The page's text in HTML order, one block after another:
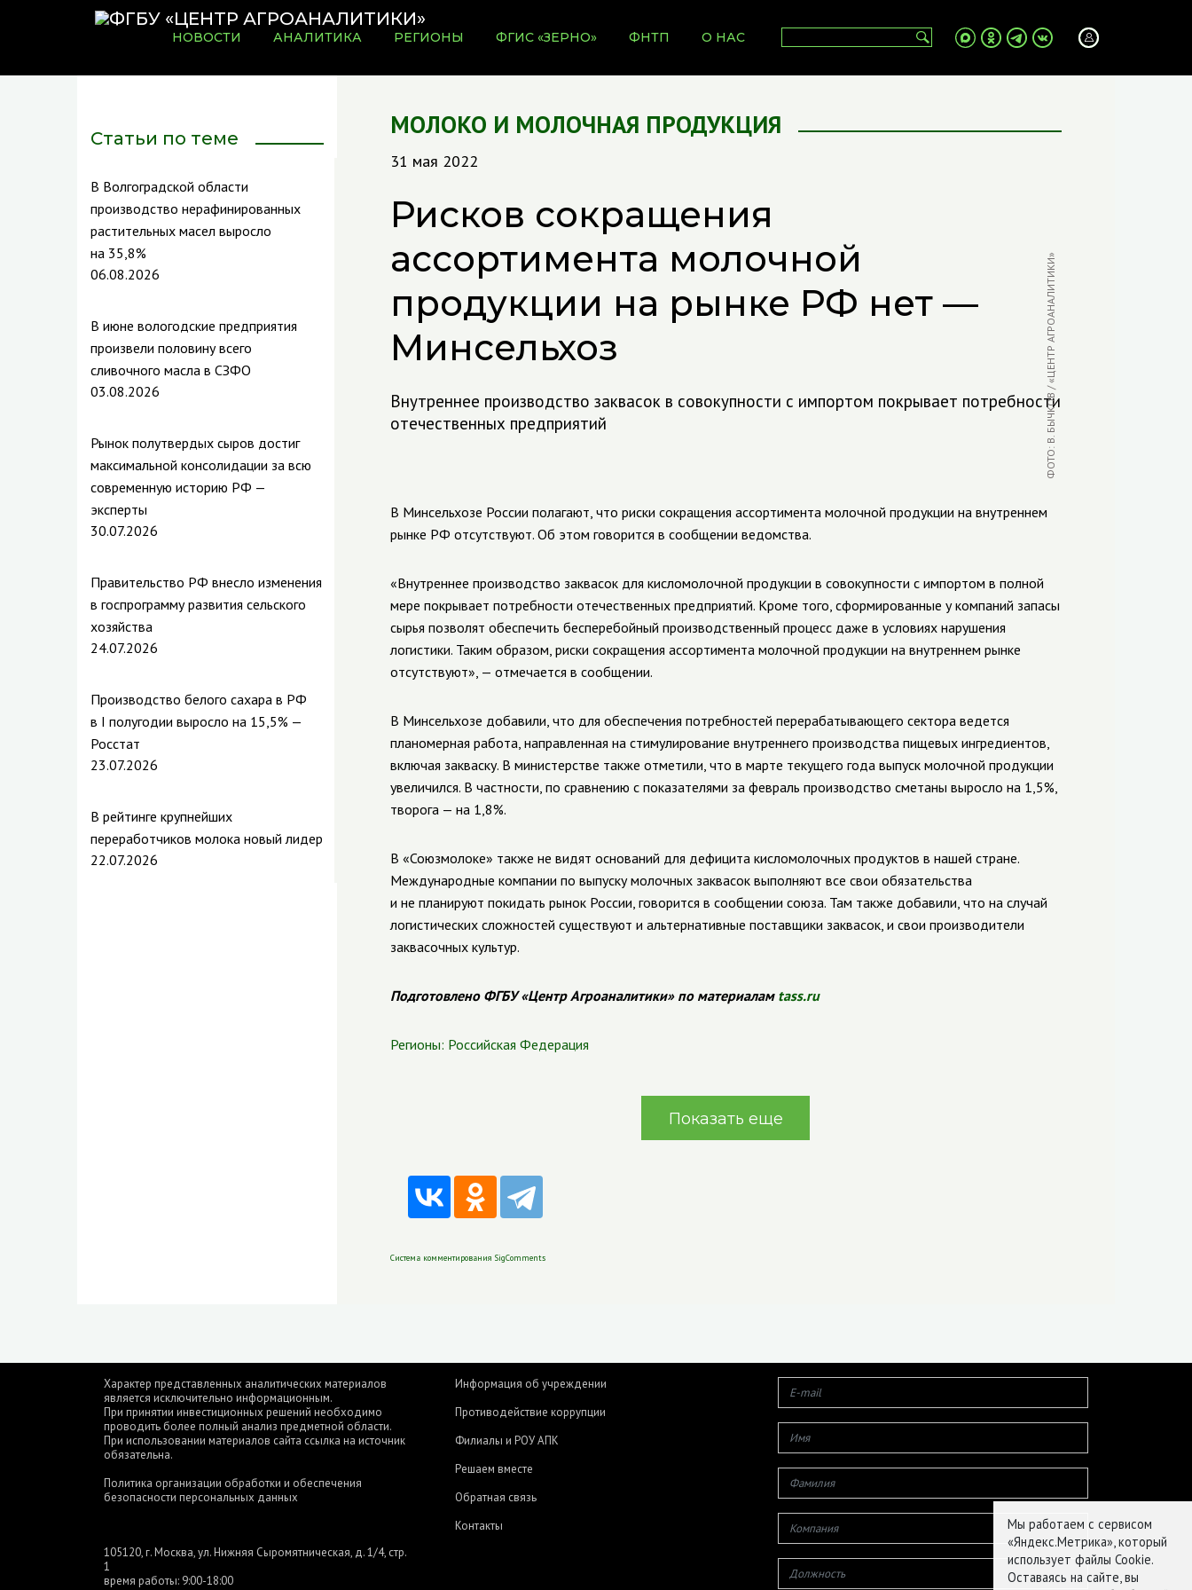
НОВОСТИ АНАЛИТИКА РЕГИОНЫ ФГИС «ЗЕРНО» ФНТП О НАС
Статьи по теме
В Волгоградской области
производство нерафинированных
растительных масел выросло
на 35,8%
06.08.2026
В июне вологодские предприятия
произвели половину всего
сливочного масла в СЗФО
03.08.2026
Рынок полутвердых сыров достиг
максимальной консолидации за всю
современную историю РФ —
эксперты
30.07.2026
Правительство РФ внесло изменения
в госпрограмму развития сельского
хозяйства
24.07.2026
Производство белого сахара в РФ
в I полугодии выросло на 15,5% —
Росстат
23.07.2026
В рейтинге крупнейших
переработчиков молока новый лидер
22.07.2026
МОЛОКО И МОЛОЧНАЯ ПРОДУКЦИЯ
31 мая 2022
Рисков сокращения
ассортимента молочной
продукции на рынке РФ нет —
Минсельхоз
Внутреннее производство заквасок в совокупности с импортом покрывает потребности
отечественных предприятий
ФОТО: В. БЫЧКОВ / «ЦЕНТР АГРОАНАЛИТИКИ»
В Минсельхозе России полагают, что риски сокращения ассортимента молочной продукции на внутреннем
рынке РФ отсутствуют. Об этом говорится в сообщении ведомства.
«Внутреннее производство заквасок для кисломолочной продукции в совокупности с импортом в полной
мере покрывает потребности отечественных предприятий. Кроме того, сформированные у компаний запасы
сырья позволят обеспечить бесперебойный производственный процесс даже в условиях нарушения
логистики. Таким образом, риски сокращения ассортимента молочной продукции на внутреннем рынке
отсутствуют», — отмечается в сообщении.
В Минсельхозе добавили, что для обеспечения потребностей перерабатывающего сектора ведется
планомерная работа, направленная на стимулирование внутреннего производства пищевых ингредиентов,
включая закваску. В министерстве также отметили, что в марте текущего года выпуск молочной продукции
увеличился. В частности, по сравнению с показателями за февраль производство сметаны выросло на 1,5%,
творога — на 1,8%.
В «Союзмолоке» также не видят оснований для дефицита кисломолочных продуктов в нашей стране.
Международные компании по выпуску молочных заквасок выполняют все свои обязательства
и не планируют покидать рынок России, говорится в сообщении союза. Там также добавили, что на случай
логистических сложностей существуют и альтернативные поставщики заквасок, и свои производители
заквасочных культур.
Подготовлено ФГБУ «Центр Агроаналитики» по материалам tass.ru
Регионы: Российская Федерация
Показать еще
Система комментирования SigComments
Характер представленных аналитических материалов
является исключительно информационным.
При принятии инвестиционных решений необходимо
проводить более полный анализ предметной области.
При использовании материалов сайта ссылка на источник
обязательна.
Политика организации обработки и обеспечения
безопасности персональных данных
105120, г. Москва, ул. Нижняя Сыромятническая, д. 1/4, стр.
1
время работы: 9:00-18:00
Информация об учреждении
Противодействие коррупции
Филиалы и РОУ АПК
Решаем вместе
Обратная связь
Контакты
Мы работаем с сервисом
«Яндекс.Метрика», который
использует файлы Cookie.
Оставаясь на сайте, вы